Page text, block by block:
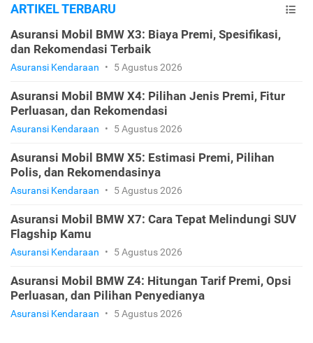
ARTIKEL TERBARU
Asuransi Mobil BMW X3: Biaya Premi, Spesifikasi,
dan Rekomendasi Terbaik
Asuransi Kendaraan • 5 Agustus 2026
Asuransi Mobil BMW X4: Pilihan Jenis Premi, Fitur
Perluasan, dan Rekomendasi
Asuransi Kendaraan • 5 Agustus 2026
Asuransi Mobil BMW X5: Estimasi Premi, Pilihan
Polis, dan Rekomendasinya
Asuransi Kendaraan • 5 Agustus 2026
Asuransi Mobil BMW X7: Cara Tepat Melindungi SUV
Flagship Kamu
Asuransi Kendaraan • 5 Agustus 2026
Asuransi Mobil BMW Z4: Hitungan Tarif Premi, Opsi
Perluasan, dan Pilihan Penyedianya
Asuransi Kendaraan • 5 Agustus 2026